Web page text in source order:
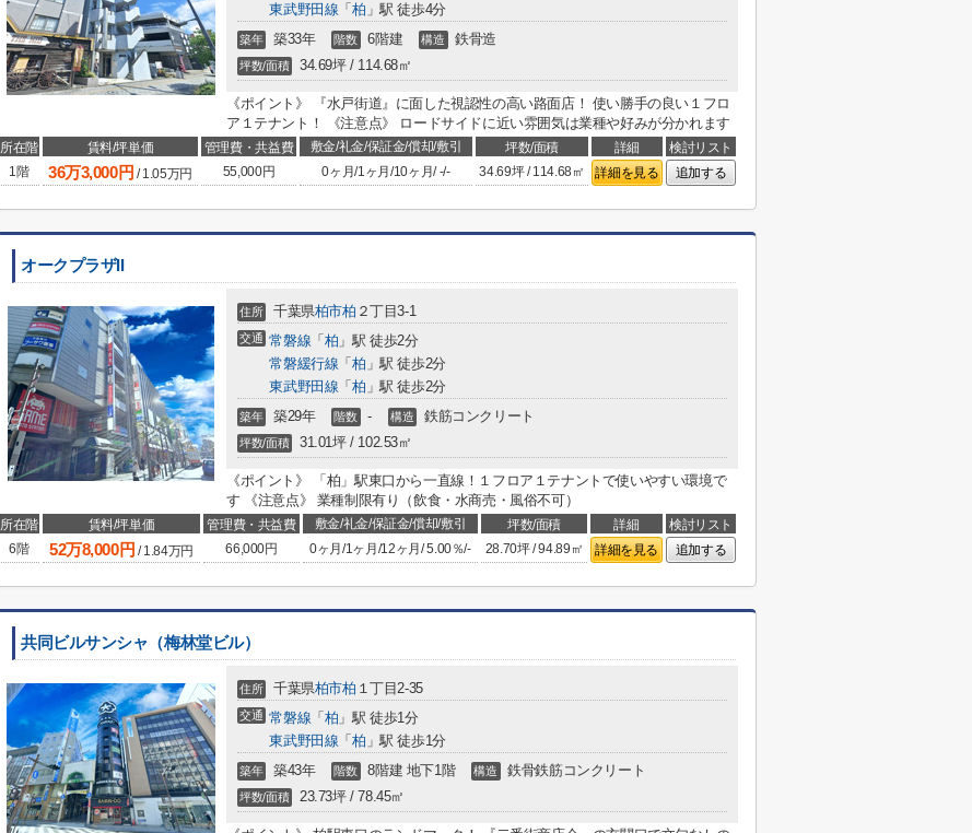
東武野田線 「 柏 」駅 徒歩4分
築年 築33年 階数 6階建 構造 鉄骨造
坪数/面積 34.69坪 / 114.68㎡
《ポイント》 『水戸街道』に面した視認性の高い路面店！ 使い勝手の良い１フロ
ア１テナント！ 《注意点》 ロードサイドに近い雰囲気は業種や好みが分かれます
所在階 賃料/坪単価 管理費・共益費 敷金/礼金/保証金/償却/敷引 坪数/面積 詳細
検討リスト
1階
36万3,000円 /1.05万円 55,000円 0ヶ月/1ヶ月/10ヶ月/-/- 34.69坪 / 114.68㎡ 詳細を見る 追加する
オークプラザII
住所 千葉県柏市柏 ２丁目3-1
交通 常磐線 「 柏 」駅 徒歩2分
常磐緩行線 「 柏 」駅 徒歩2分
東武野田線 「 柏 」駅 徒歩2分
築年 築29年 階数 - 構造 鉄筋コンクリート
坪数/面積 31.01坪 / 102.53㎡
《ポイント》 「柏」駅東口から一直線！１フロア１テナントで使いやすい環境で
す 《注意点》 業種制限有り（飲食・水商売・風俗不可）
所在階 賃料/坪単価 管理費・共益費 敷金/礼金/保証金/償却/敷引 坪数/面積 詳細
検討リスト
6階
52万8,000円 /1.84万円 66,000円 0ヶ月/1ヶ月 /12ヶ月 /5.00％/- 28.70坪 / 94.89㎡ 詳細を見る 追加する
共同ビルサンシャ（梅林堂ビル）
住所 千葉県柏市柏 １丁目2-35
交通 常磐線 「 柏 」駅 徒歩1分
東武野田線 「 柏 」駅 徒歩1分
築年 築43年 階数 8階建 地下1階 構造 鉄骨鉄筋コンクリート
坪数/面積 23.73坪 / 78.45㎡